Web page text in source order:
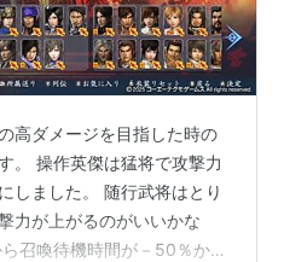
高ダメージを目指した時の
。 操作英傑は猛将で攻撃力
しました。 随行武将はとり
力が上がるのがいいかな
召喚待機時間が－50％か